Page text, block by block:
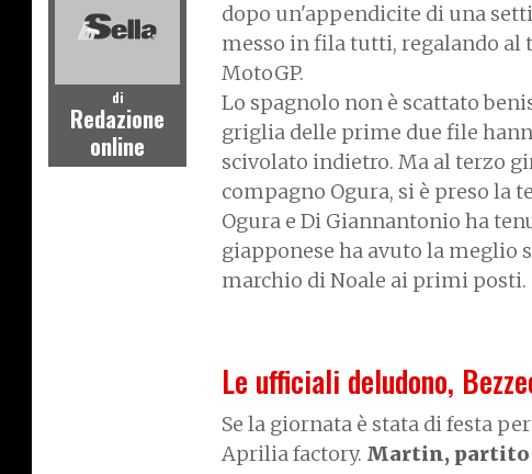
dopo un'appendicite di una
messo in fila tutti, regalando al
MotoGP.
Lo spagnolo non è scattato
griglia delle prime due file
scivolato indietro. Ma al terzo
compagno Ogura, si è preso la
Ogura e Di Giannantonio ha
giapponese ha avuto la meglio
marchio di Noale ai primi posti.
Le ufficiali deludono,
Se la giornata è stata di festa
Aprilia factory. Martin, partito
di
Redazione
online